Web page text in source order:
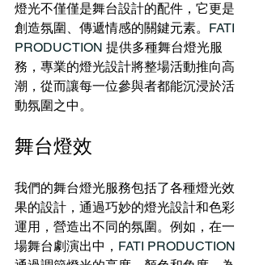
燈光不僅僅是舞台設計的配件，它更是
創造氛圍、傳遞情感的關鍵元素。 FATI
PRODUCTION 提供多種舞台燈光服
務，專業的燈光設計將整場活動推向高
潮，從而讓每一位參與者都能沉浸於活
動氛圍之中。
舞台燈效
我們的舞台燈光服務包括了各種燈光效
果的設計，通過巧妙的燈光設計和色彩
運用，營造出不同的氛圍。例如，在一
場舞台劇演出中， FATI PRODUCTION